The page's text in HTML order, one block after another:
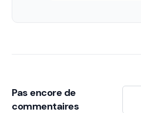
Pas encore de
commentaires